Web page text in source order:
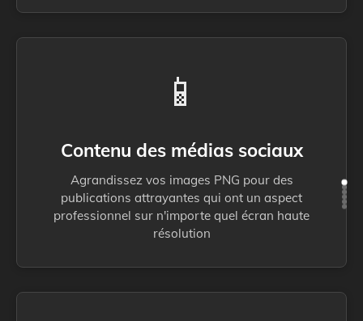
📱
Contenu des médias sociaux
Agrandissez vos images PNG pour des
publications attrayantes qui ont un aspect
professionnel sur n'importe quel écran haute
résolution